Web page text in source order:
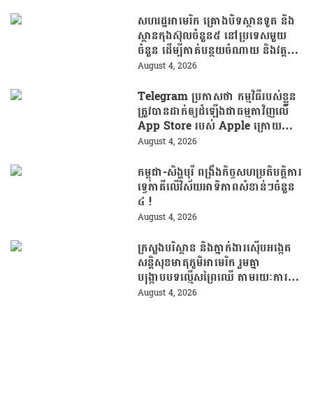
សហរដ្ឋអាមេរិក គ្រោងបិទស្ថានទូត និង
ស្ថានកុងស៊ុលចំនួន៥ នៅប្រទេសមួយ
ចំនួន ដើម្បីកាត់បន្ថយចំណាយ និងវត្ត
មានការទូតដែលគ្មានប្រសិទ្ធភាព
August 4, 2026
Telegram ប្រកាសថា កម្មវិធីរបស់ខ្លួន
ត្រូវបានដាក់ឲ្យដំឡើងជាធម្មតាវិញលើ
App Store របស់ Apple ក្រោយបាត់
ខ្លួនដោយគ្មានការបញ្ជាក់ពីមូលហេតុ
August 4, 2026
កម្ពុជា-សិង្ហបុរី ពង្រឹងកិច្ចសហប្រតិបត្តិការ
ទ្វេភាគីលើវិស័យអាទិភាពសំខាន់ៗចំនួន
៤ !
August 4, 2026
ក្រសួងបរិស្ថាន និងភ្នាក់ងារស៊ើបអង្កេត
សន្តិសុខមាតុភូមិអាមេរិក រួមគ្នា
បង្រ្កាបបទល្មើសព្រៃឈើ តាមរយៈការប្រើ
ប្រាស់បច្ចេកវិទ្យា
August 4, 2026